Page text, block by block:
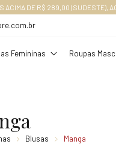
ACIMA DE R$ 289,00 (SUDESTE),
Femininas Roupas
Blusas
Manga